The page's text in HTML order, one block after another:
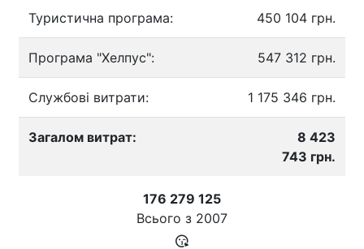
Туристична програма: 450 104 грн.
Програма "Хелпус": 547 312 грн.
Службові витрати: 1 175 346 грн.
Загалом витрат:
8 423
743 грн.
176 279 125
Всього з 2007